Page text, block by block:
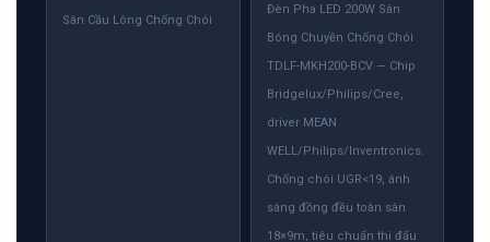
Sân Cầu Lông Chống Chói
Đèn Pha LED 200W Sân
Bóng Chuyền Chống Chói
TDLF-MKH200-BCV — Chip
Bridgelux/Philips/Cree,
driver MEAN
WELL/Philips/Inventronics.
Chống chói UGR<19, ánh
sáng đồng đều toàn sân
18×9m, tiêu chuẩn thi đấu